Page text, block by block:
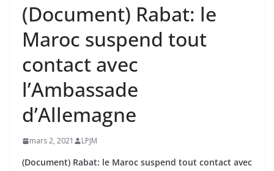
(Document) Rabat: le
Maroc suspend tout
contact avec
l’Ambassade
d’Allemagne
mars 2, 2021 LPJM
(Document) Rabat: le Maroc suspend tout contact avec